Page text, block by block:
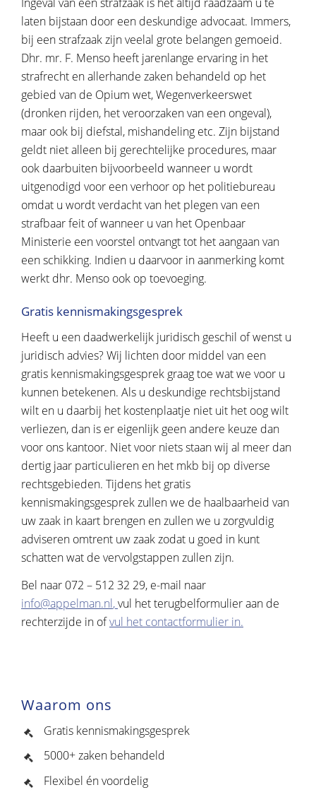
laten bijstaan door een deskundige advocaat. Immers,
bij een strafzaak zijn veelal grote belangen gemoeid.
Dhr. mr. F. Menso heeft jarenlange ervaring in het
strafrecht en allerhande zaken behandeld op het
gebied van de Opium wet, Wegenverkeerswet
(dronken rijden, het veroorzaken van een ongeval),
maar ook bij diefstal, mishandeling etc. Zijn bijstand
geldt niet alleen bij gerechtelijke procedures, maar
ook daarbuiten bijvoorbeeld wanneer u wordt
uitgenodigd voor een verhoor op het politiebureau
omdat u wordt verdacht van het plegen van een
strafbaar feit of wanneer u van het Openbaar
Ministerie een voorstel ontvangt tot het aangaan van
een schikking. Indien u daarvoor in aanmerking komt
werkt dhr. Menso ook op toevoeging.
Gratis kennismakingsgesprek
Heeft u een daadwerkelijk juridisch geschil of wenst u
juridisch advies? Wij lichten door middel van een
gratis kennismakingsgesprek graag toe wat we voor u
kunnen betekenen. Als u deskundige rechtsbijstand
wilt en u daarbij het kostenplaatje niet uit het oog wilt
verliezen, dan is er eigenlijk geen andere keuze dan
voor ons kantoor. Niet voor niets staan wij al meer dan
dertig jaar particulieren en het mkb bij op diverse
rechtsgebieden. Tijdens het gratis
kennismakingsgesprek zullen we de haalbaarheid van
uw zaak in kaart brengen en zullen we u zorgvuldig
adviseren omtrent uw zaak zodat u goed in kunt
schatten wat de vervolgstappen zullen zijn.
Bel naar 072 – 512 32 29, e-mail naar
info@appelman.nl,vul het terugbelformulier aan de
rechterzijde in ofvul het contactformulier in.
Waarom ons
Gratis kennismakingsgesprek
5000+ zaken behandeld
Flexibel én voordelig